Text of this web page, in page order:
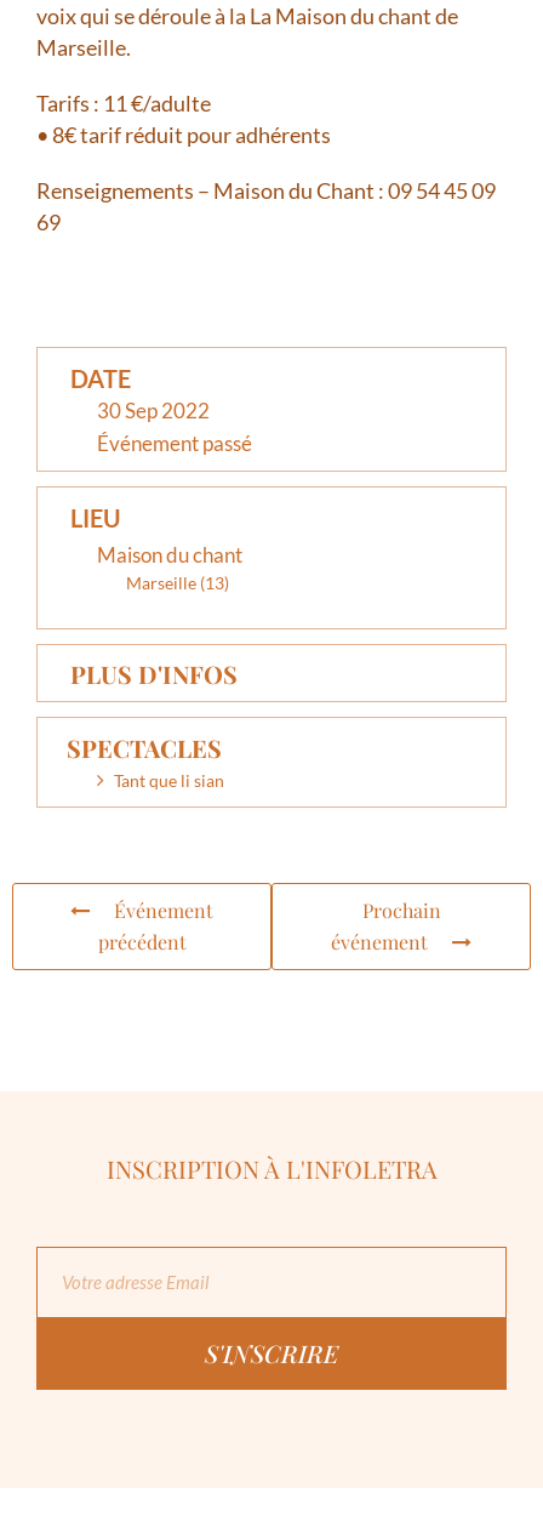
voix qui se déroule à la La Maison du chant de
Marseille.
Tarifs : 11 €/adulte
• 8€ tarif réduit pour adhérents
Renseignements – Maison du Chant : 09 54 45 09
69
DATE
30 Sep 2022
Événement passé
LIEU
Maison du chant
Marseille (13)
PLUS D'INFOS
SPECTACLES
Tant que li sian
Événement
précédent
Prochain
événement
INSCRIPTION À L'INFOLETRA
S'INSCRIRE